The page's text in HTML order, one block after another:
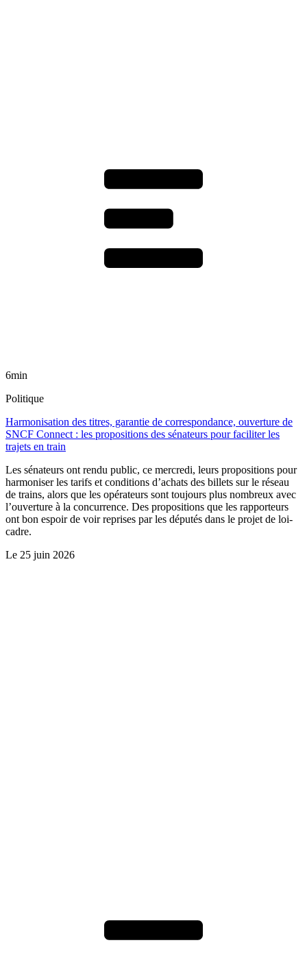
6min
Politique
Harmonisation des titres, garantie de correspondance, ouverture de
SNCF Connect : les propositions des sénateurs pour faciliter les
trajets en train
Les sénateurs ont rendu public, ce mercredi, leurs propositions pour
harmoniser les tarifs et conditions d’achats des billets sur le réseau
de trains, alors que les opérateurs sont toujours plus nombreux avec
l’ouverture à la concurrence. Des propositions que les rapporteurs
ont bon espoir de voir reprises par les députés dans le projet de loi-
cadre.
Le 25 juin 2026